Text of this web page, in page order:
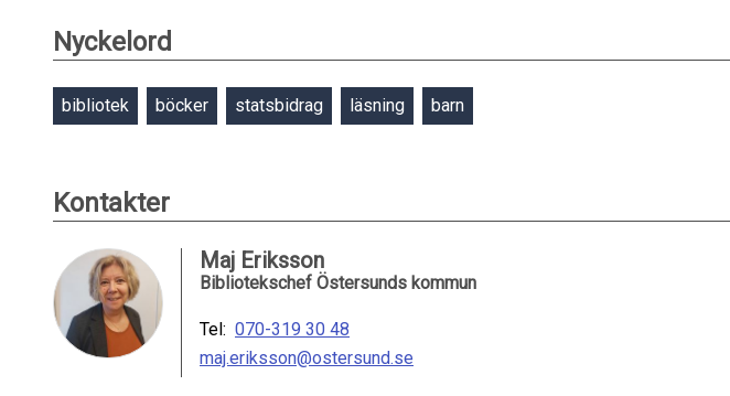
Nyckelord
bibliotek böcker statsbidrag läsning barn
Kontakter
Maj Eriksson
Bibliotekschef Östersunds kommun
Tel: 070-319 30 48
maj.eriksson@ostersund.se